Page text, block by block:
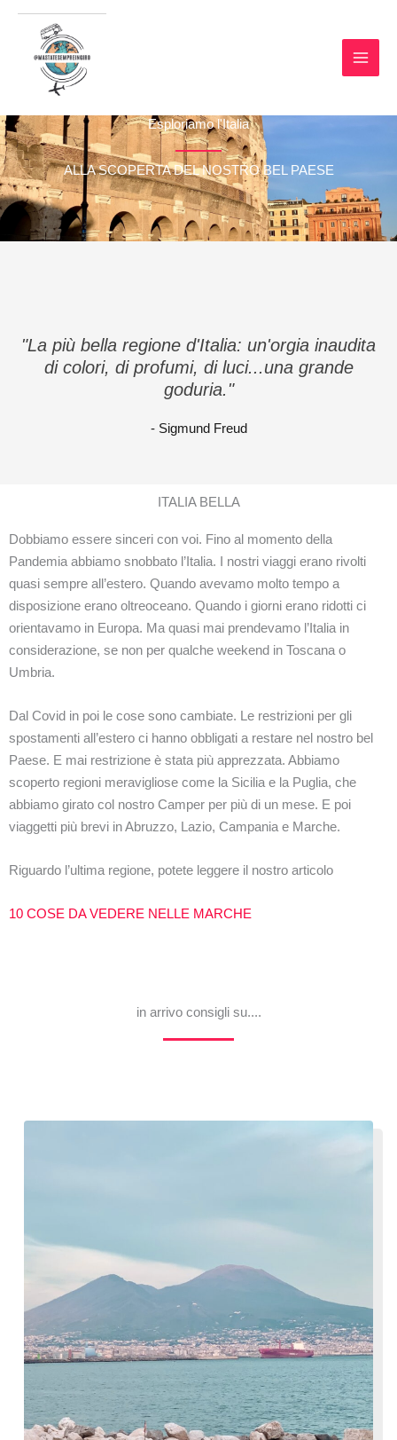
contenuto
Esploriamo l'Italia
ALLA SCOPERTA DEL NOSTRO BEL PAESE
"La più bella regione d'Italia: un'orgia inaudita
di colori, di profumi, di luci...una grande
goduria."
- Sigmund Freud
ITALIA BELLA
Dobbiamo essere sinceri con voi. Fino al momento della
Pandemia abbiamo snobbato l’Italia. I nostri viaggi erano rivolti
quasi sempre all’estero. Quando avevamo molto tempo a
disposizione erano oltreoceano. Quando i giorni erano ridotti ci
orientavamo in Europa. Ma quasi mai prendevamo l’Italia in
considerazione, se non per qualche weekend in Toscana o
Umbria.
Dal Covid in poi le cose sono cambiate. Le restrizioni per gli
spostamenti all’estero ci hanno obbligati a restare nel nostro bel
Paese. E mai restrizione è stata più apprezzata. Abbiamo
scoperto regioni meravigliose come la Sicilia e la Puglia, che
abbiamo girato col nostro Camper per più di un mese. E poi
viaggetti più brevi in Abruzzo, Lazio, Campania e Marche.
Riguardo l’ultima regione, potete leggere il nostro articolo
10 COSE DA VEDERE NELLE MARCHE
in arrivo consigli su....